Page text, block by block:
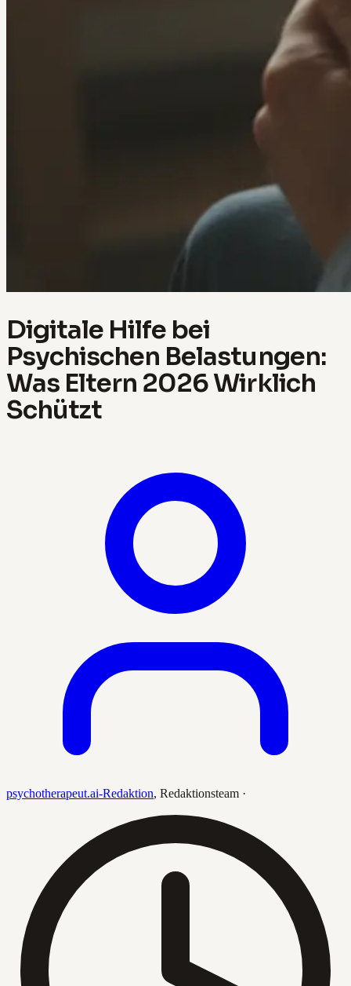
Digitale Hilfe bei
Psychischen Belastungen:
Was Eltern 2026 Wirklich
Schützt
psychotherapeut.ai-Redaktion, Redaktionsteam ·